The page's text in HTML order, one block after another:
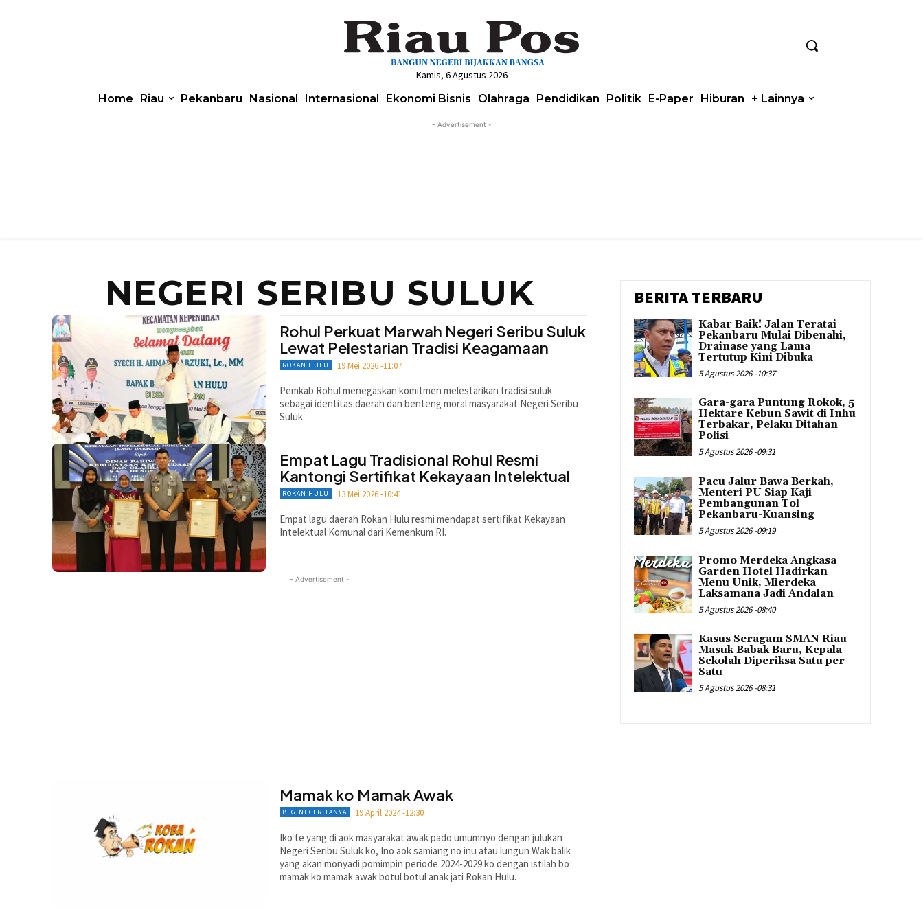
Kamis, 6 Agustus 2026
Home Riau Pekanbaru Nasional Internasional Ekonomi Bisnis Olahraga Pendidikan Politik E-Paper Hiburan + Lainnya
- Advertisement -
NEGERI SERIBU SULUK
Rohul Perkuat Marwah Negeri Seribu Suluk
Lewat Pelestarian Tradisi Keagamaan
ROKAN HULU 19 Mei 2026 -11:07
Pemkab Rohul menegaskan komitmen melestarikan tradisi suluk
sebagai identitas daerah dan benteng moral masyarakat Negeri Seribu
Suluk.
Empat Lagu Tradisional Rohul Resmi
Kantongi Sertifikat Kekayaan Intelektual
ROKAN HULU 13 Mei 2026 -10:41
Empat lagu daerah Rokan Hulu resmi mendapat sertifikat Kekayaan
Intelektual Komunal dari Kemenkum RI.
- Advertisement -
Mamak ko Mamak Awak
BEGINI CERITANYA 19 April 2024 -12:30
Iko te yang di aok masyarakat awak pado umumnyo dengan julukan
Negeri Seribu Suluk ko, Ino aok samiang no inu atau lungun Wak balik
yang akan monyadi pomimpin periode 2024-2029 ko dengan istilah bo
mamak ko mamak awak botul botul anak jati Rokan Hulu.
BERITA TERBARU
Kabar Baik! Jalan Teratai
Pekanbaru Mulai Dibenahi,
Drainase yang Lama
Tertutup Kini Dibuka
5 Agustus 2026 -10:37
Gara-gara Puntung Rokok, 5
Hektare Kebun Sawit di Inhu
Terbakar, Pelaku Ditahan
Polisi
5 Agustus 2026 -09:31
Pacu Jalur Bawa Berkah,
Menteri PU Siap Kaji
Pembangunan Tol
Pekanbaru-Kuansing
5 Agustus 2026 -09:19
Promo Merdeka Angkasa
Garden Hotel Hadirkan
Menu Unik, Mierdeka
Laksamana Jadi Andalan
5 Agustus 2026 -08:40
Kasus Seragam SMAN Riau
Masuk Babak Baru, Kepala
Sekolah Diperiksa Satu per
Satu
5 Agustus 2026 -08:31